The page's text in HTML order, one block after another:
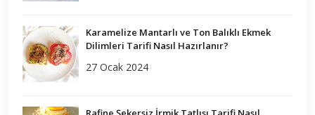
Karamelize Mantarlı ve Ton Balıklı Ekmek
Dilimleri Tarifi Nasıl Hazırlanır?
27 Ocak 2024